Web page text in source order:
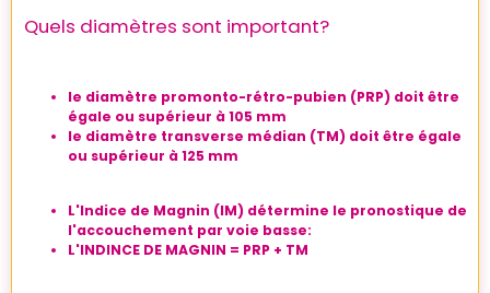
Quels diamètres sont important?
le diamètre promonto-rétro-pubien (PRP) doit être
égale ou supérieur à 105 mm
le diamètre transverse médian (TM) doit être égale
ou supérieur à 125 mm
L'Indice de Magnin (IM) détermine le pronostique de
l'accouchement par voie basse:
L'INDINCE DE MAGNIN = PRP + TM